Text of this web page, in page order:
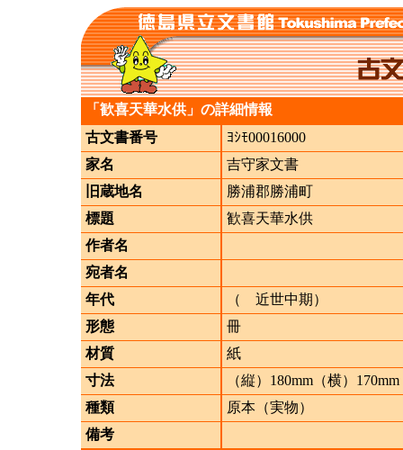
「歓喜天華水供」の詳細情報
古文書番号
ﾖｼﾓ00016000
家名
吉守家文書
旧蔵地名
勝浦郡勝浦町
標題
歓喜天華水供
作者名
宛者名
年代
（ 近世中期）
形態
冊
材質
紙
寸法
（縦）180mm（横）170mm
種類
原本（実物）
備考